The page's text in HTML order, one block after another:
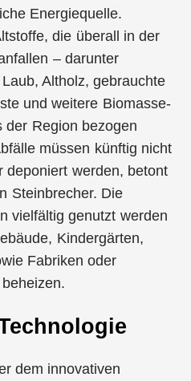
Energiequelle.
die überall in der
– darunter
Altholz, gebrauchte
und weitere Biomasse-
der Region bezogen
müssen künftig nicht
deponiert werden, betont
Steinbrecher. Die
vielfältig genutzt werden
Kindergärten,
Fabriken oder
dem innovativen